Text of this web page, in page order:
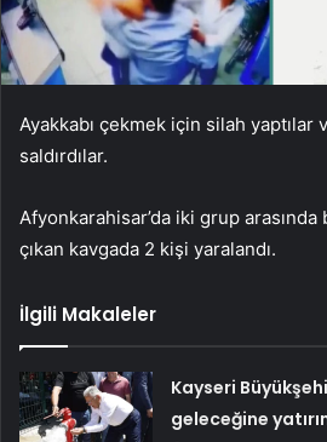
Ayakkabı çekmek için silah
saldırdılar.
Afyonkarahisar’da iki grup arasında
çıkan kavgada 2 kişi yaralandı.
İlgili Makaleler
Kayseri
geleceğine